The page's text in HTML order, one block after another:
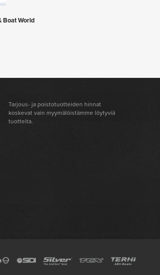
Boat World
Tarjous- ja poistotuotteiden hinnat
koskevat vain myymälöistämme löytyviä
tuotteita.